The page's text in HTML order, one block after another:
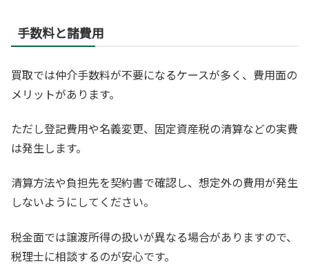
手数料と諸費用
買取では仲介手数料が不要になるケースが多く、費用面の
メリットがあります。
ただし登記費用や名義変更、固定資産税の清算などの実費
は発生します。
清算方法や負担先を契約書で確認し、想定外の費用が発生
しないようにしてください。
税金面では譲渡所得の扱いが異なる場合がありますので、
税理士に相談するのが安心です。